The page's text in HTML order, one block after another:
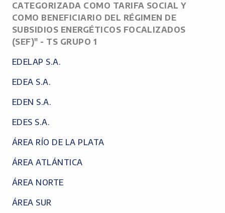
CATEGORIZADA COMO TARIFA SOCIAL Y
COMO BENEFICIARIO DEL RÉGIMEN DE
SUBSIDIOS ENERGÉTICOS FOCALIZADOS
(SEF)" - TS GRUPO 1
EDELAP S.A.
EDEA S.A.
EDEN S.A.
EDES S.A.
ÁREA RÍO DE LA PLATA
ÁREA ATLÁNTICA
ÁREA NORTE
ÁREA SUR